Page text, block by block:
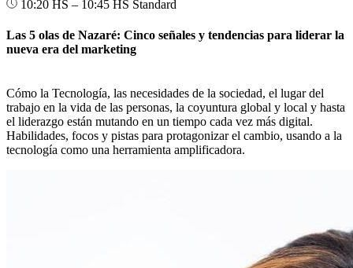
10:20 HS – 10:45 HS Standard
Las 5 olas de Nazaré: Cinco señales y tendencias para liderar la
nueva era del marketing
Cómo la Tecnología, las necesidades de la sociedad, el lugar del
trabajo en la vida de las personas, la coyuntura global y local y hasta
el liderazgo están mutando en un tiempo cada vez más digital.
Habilidades, focos y pistas para protagonizar el cambio, usando a la
tecnología como una herramienta amplificadora.